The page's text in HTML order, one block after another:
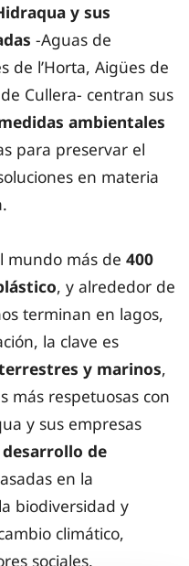
y sus
-Aguas de
de l’Horta, Aigües de
Cullera- centran sus
ambientales
para preservar el
en materia
mundo más de 400
, y alrededor de
terminan en lagos,
la clave es
y marinos,
más respetuosas con
y sus empresas
desarrollo de
en la
biodiversidad y
climático,
sociales,